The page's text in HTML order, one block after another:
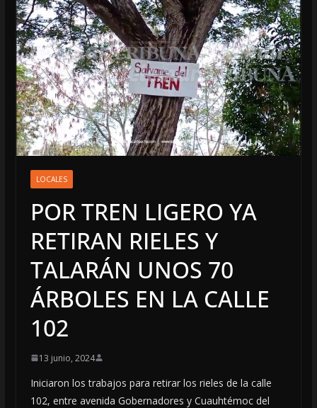
LOCALES
POR TREN LIGERO YA
RETIRAN RIELES Y
TALARÁN UNOS 70
ÁRBOLES EN LA CALLE
102
13 junio, 2024
Iniciaron los trabajos para retirar los rieles de la calle
102, entre avenida Gobernadores y Cuauhtémoc del